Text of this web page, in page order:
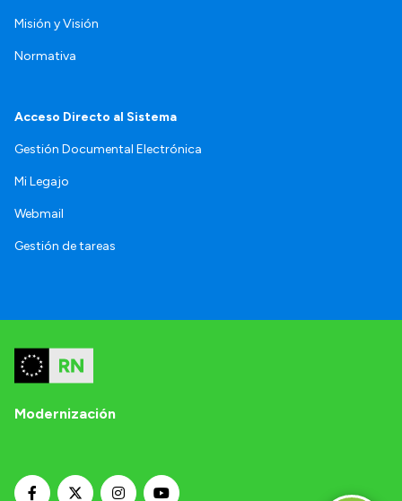
Misión y Visión
Normativa
Acceso Directo al Sistema
Gestión Documental Electrónica
Mi Legajo
Webmail
Gestión de tareas
Modernización